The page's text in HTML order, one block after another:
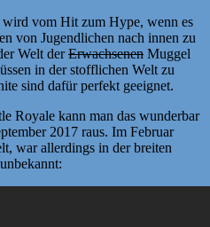
vom Hit zum Hype, wenn es
von Jugendlichen nach innen zu
Welt derErwachsenen Muggel
in der stofflichen Welt zu
sind dafür perfekt geeignet.
Royale kann man das wunderbar
2017 raus. Im Februar
war allerdings in der breiten